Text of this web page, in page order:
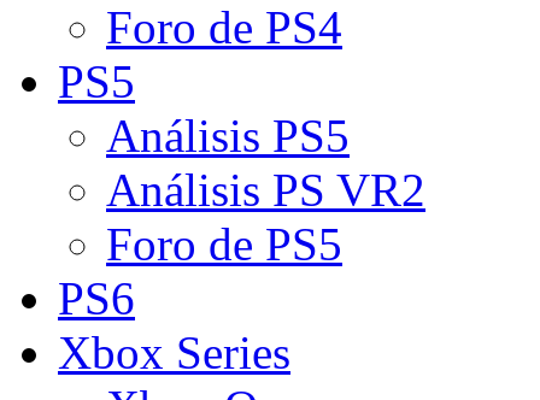
Foro de PS4
PS5
Análisis PS5
Análisis PS VR2
Foro de PS5
PS6
Xbox Series